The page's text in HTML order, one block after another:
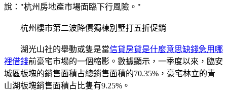
說："杭州房地產市場面臨下行風險。"
杭州樓市第二波降價獨棟別墅打五折促銷
湖光山社的舉動或隻是當信貸房貸是什麼意思缺錢急用哪
裡借錢前豪宅市場的一個縮影。數據顯示，一季度以來，臨安
城區板塊的銷售面積占總銷售面積的70.35%，豪宅林立的青
山湖板塊銷售面積占比隻有9.25%。